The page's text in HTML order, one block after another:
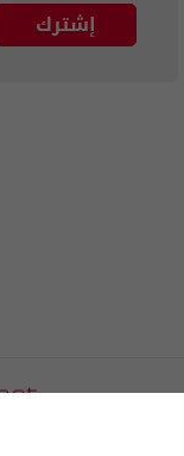
إشترك